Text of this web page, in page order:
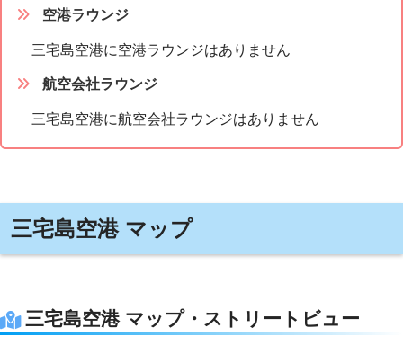
空港ラウンジ
三宅島空港に空港ラウンジはありません
航空会社ラウンジ
三宅島空港に航空会社ラウンジはありません
三宅島空港 マップ
三宅島空港 マップ・ストリートビュー